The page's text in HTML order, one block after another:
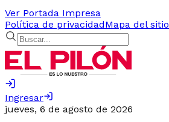
Ver Portada Impresa
Política de privacidadMapa del sitio
Ingresar
jueves, 6 de agosto de 2026